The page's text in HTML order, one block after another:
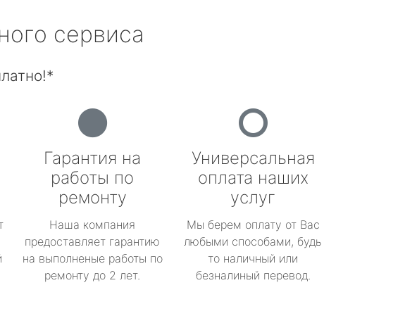
сервиса
Гарантия на
работы по
ремонту
Наша компания
предоставляет гарантию
на выполненые работы по
ремонту до 2 лет.
Универсальная
оплата наших
услуг
Мы берем оплату от Вас
любыми способами, будь
то наличный или
безналиный перевод.